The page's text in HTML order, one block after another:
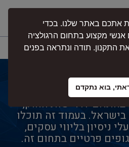
ירושלים צפון
הנגשת אתר
תחום מקצועי הכולל
בהתאם לדרישות החוק,
בישראל. בעמוד זה תוכלו
ניסיון בליווי עסקים,
פרטיים בתחום זה.
אתכם באתר שלנו. בכדי
מקצוע בתחום הרגולציה
התקנון. תודה ונתראה בפנים
בוא נתקדם